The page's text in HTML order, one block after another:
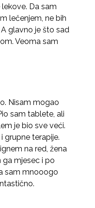
Da sam
lečenjem, ne bih
glavno je što sad
Veoma sam
Nisam mogao
sam tablete, ali
je bio sve veći.
grupne terapije.
na red, žena
ga mjesec i po
sam mnooogo